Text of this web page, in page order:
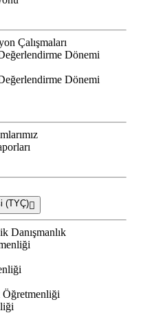
Çalışmaları
Dönemi
Dönemi
(TYÇ)
Danışmanlık